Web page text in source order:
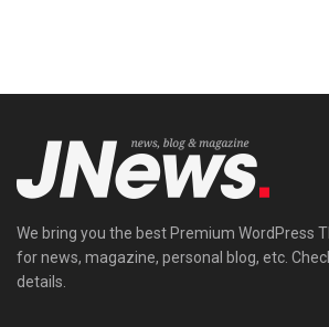
We bring you the best Premium WordPress
for news, magazine, personal blog, etc.
details.